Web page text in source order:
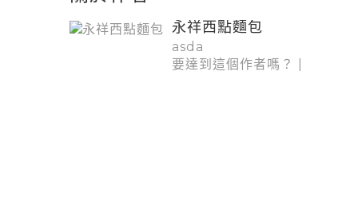
永祥西點麵包
asda
要達到這個作者嗎？